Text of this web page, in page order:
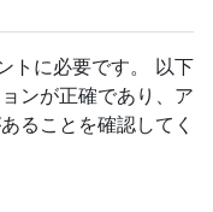
トに必要です。 以下
ンが正確であり、ア
ることを確認してく